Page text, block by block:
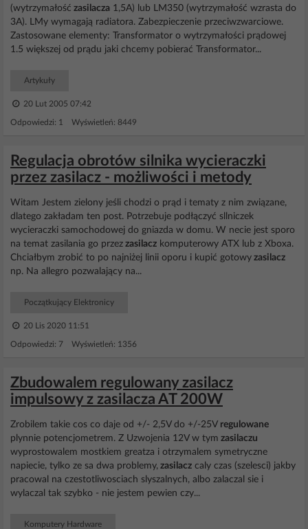
(wytrzymałość zasilacza 1,5A) lub LM350 (wytrzymałość wzrasta do
3A). LMy wymagają radiatora. Zabezpieczenie przeciwzwarciowe.
Zastosowane elementy: Transformator o wytrzymałości prądowej
1.5 większej od prądu jaki chcemy pobierać Transformator...
Artykuły
20 Lut 2005 07:42
Odpowiedzi: 1 Wyświetleń: 8449
Regulacja obrotów silnika wycieraczki
przez zasilacz - możliwości i metody
Witam Jestem zielony jeśli chodzi o prąd i tematy z nim związane,
dlatego zakładam ten post. Potrzebuje podłączyć sllniczek
wycieraczki samochodowej do gniazda w domu. W necie jest sporo
na temat zasilania go przez zasilacz komputerowy ATX lub z Xboxa.
Chciałbym zrobić to po najniżej linii oporu i kupić gotowy zasilacz
np. Na allegro pozwalający na...
Początkujący Elektronicy
20 Lis 2020 11:51
Odpowiedzi: 7 Wyświetleń: 1356
Zbudowalem regulowany zasilacz
impulsowy z zasilacza AT 200W
Zrobilem takie cos co daje od +/- 2,5V do +/-25V regulowane
plynnie potencjometrem. Z Uzwojenia 12V w tym zasilaczu
wyprostowalem mostkiem greatza i otrzymalem symetryczne
napiecie, tylko ze sa dwa problemy, zasilacz caly czas (szelesci) jakby
pracowal na czestotliwosciach slyszalnych, albo zalaczal sie i
wylaczal tak szybko - nie jestem pewien czy...
Komputery Hardware